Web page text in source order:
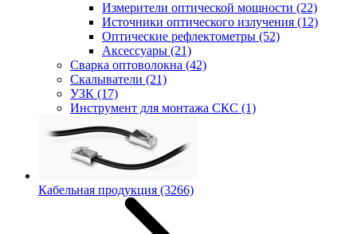
Измерители оптической мощности (22)
Источники оптического излучения (12)
Оптические рефлектометры (52)
Аксессуары (21)
Сварка оптоволокна (42)
Скалыватели (21)
УЗК (17)
Инструмент для монтажа СКС (1)
Кабельная продукция (3266)